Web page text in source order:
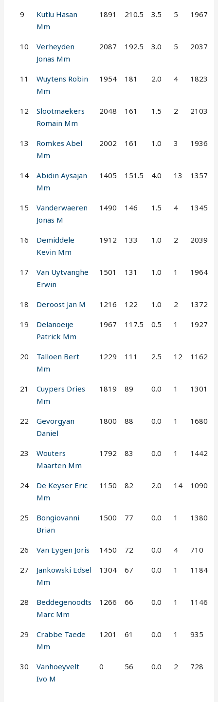
9
Kutlu Hasan
Mm
1891 210.5 3.5 5 1967
10
Verheyden
Jonas Mm
2087 192.5 3.0 5 2037
11
Wuytens Robin
Mm
1954 181 2.0 4 1823
12
Slootmaekers
Romain Mm
2048 161 1.5 2 2103
13
Romkes Abel
Mm
2002 161 1.0 3 1936
14
Abidin Aysajan
Mm
1405 151.5 4.0 13 1357
15
Vanderwaeren
Jonas M
1490 146 1.5 4 1345
16
Demiddele
Kevin Mm
1912 133 1.0 2 2039
17
Van Uytvanghe
Erwin
1501 131 1.0 1 1964
18 Deroost Jan M 1216 122 1.0 2 1372
19
Delanoeije
Patrick Mm
1967 117.5 0.5 1 1927
20
Talloen Bert
Mm
1229 111 2.5 12 1162
21
Cuypers Dries
Mm
1819 89 0.0 1 1301
22
Gevorgyan
Daniel
1800 88 0.0 1 1680
23
Wouters
Maarten Mm
1792 83 0.0 1 1442
24
De Keyser Eric
Mm
1150 82 2.0 14 1090
25
Bongiovanni
Brian
1500 77 0.0 1 1380
26 Van Eygen Joris 1450 72 0.0 4 710
27
Jankowski Edsel
Mm
1304 67 0.0 1 1184
28
Beddegenoodts
Marc Mm
1266 66 0.0 1 1146
29
Crabbe Taede
Mm
1201 61 0.0 1 935
30
Vanhoeyvelt
Ivo M
0 56 0.0 2 728